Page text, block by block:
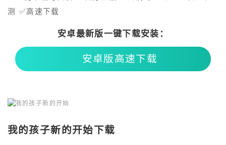
测 ✅高速下载
安卓最新版一键下载安装：
安卓版高速下载
我的孩子新的开始下载